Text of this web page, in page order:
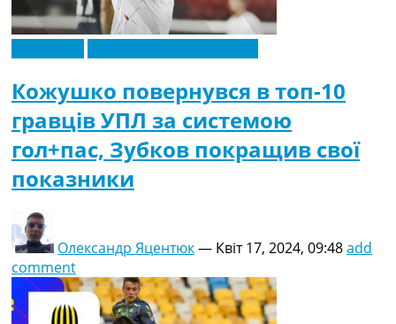
Кожушко повернувся в топ-10
гравців УПЛ за системою
гол+пас, Зубков покращив свої
показники
Олександр Яцентюк— Квіт 17, 2024, 09:48add
comment